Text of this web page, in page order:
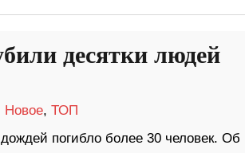
десятки людей
Новое, ТОП
погибло более 30 человек. Об